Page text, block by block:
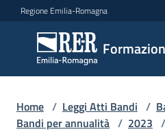
Vai al contenuto
Vai alla navigazione
Vai al footer
Regione Emilia-Romagna
Formazione
e lavoro
Argomenti
Home / Leggi Atti Bandi /
Bandi per annualità / 2023 /